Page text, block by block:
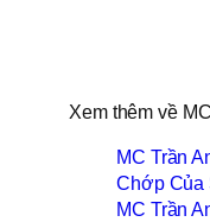
Xem thêm về
MC Trần
Chớp Của
MC Trần